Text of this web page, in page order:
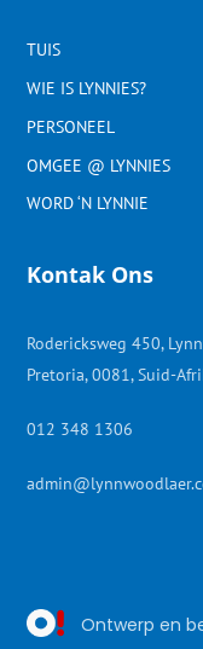
TUIS
WIE IS LYNNIES?
PERSONEEL
OMGEE @ LYNNIES
WORD ‘N LYNNIE
Kontak Ons
Rodericksweg 450,
Pretoria, 0081, Suid-
012 348 1306
Ontwerp en